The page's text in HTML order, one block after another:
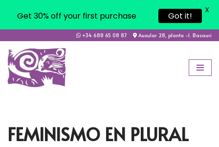
Saltar
al
contenido
+34 688 65 08 87 Auxular 28, planta -1. Basauri
FEMINISMO EN PLURAL
Get 30% off your first purchase Got it!
X